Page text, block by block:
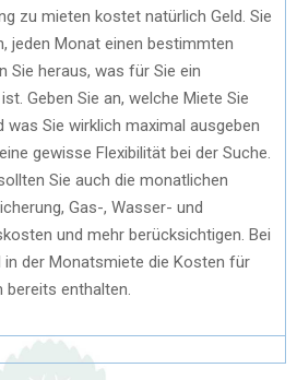
zu mieten kostet natürlich Geld. Sie
jeden Monat einen bestimmten
Sie heraus, was für Sie ein
Geben Sie an, welche Miete Sie
was Sie wirklich maximal ausgeben
gewisse Flexibilität bei der Suche.
Sie auch die monatlichen
Gas-, Wasser- und
und mehr berücksichtigen. Bei
in der Monatsmiete die Kosten für
enthalten.